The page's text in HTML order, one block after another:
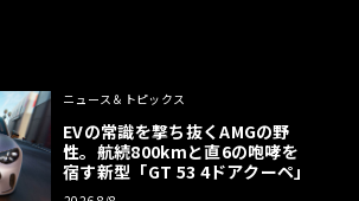
ニュース＆トピックス
EVの常識を撃ち抜くAMGの野
性。航続800kmと直6の咆哮を
宿す新型「GT 53 4ドアクーペ」